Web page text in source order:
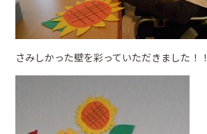
さみしかった壁を彩っていただきました！！